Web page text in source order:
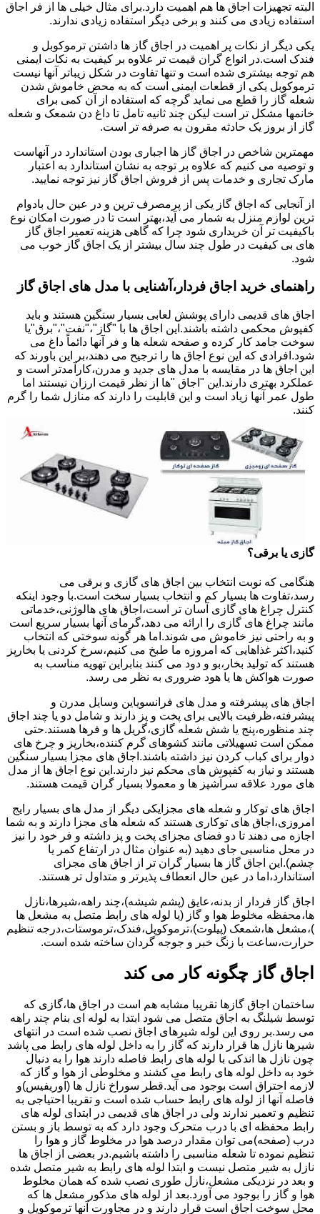
البته تجهیزات اجاق ها هم اهمیت دارد.برای مثال خیلی ها از فر اجاق
استفاده زیادی می کنند و برخی دیگر استفاده زیادی ندارند.
یکی دیگر از نکات پر اهمیت در اجاق گاز ها داشتن ترموکوبل و
فندک است.در انواع گران قیمت تر علاوه بر کیفیت به نکات ایمنی
هم توجه بیشتری شده است و تنها تفاوت در شکل زیباتر آنها نیست
ترموکوبل یکی از قطعات ایمنی است که به محض خاموش شدن
شعله گاز را قطع می نماید گرچه که استفاده از آن کمی برای
خانمها مشکل تر است لیکن چند ثانیه تامل تا داغ دن شمعک و شعله
گاز از بروز یک حادثه مقرون به صرفه تر است.
مهمترین شاخص در اجاق گاز ها اجباری بودن استاندارد در آنهاست
و توصیه می کنیم که علاوه بر توجه به نشان استاندارد به اعتبار
مارک تجاری و خدمات پس از فروش اجاق گاز نیز توجه نمایید.
از آنجایی که اجاق گاز یکی از پرمصرف ترین و در عین حال بادوام
ترین لوازم منزل به شمار می آید،بهتر است تا در صورت امکان نوع
باکیفیت تر آن خریداری شود چرا که گاهی هزینه تعمیر اجاق گاز
های بی کیفیت در طول چند سال بیشتر از یک اجاق گاز خوب می
شود.
راهنمای خرید اجاق فردار،آشنایی با مدل های اجاق گاز
اجاق های قدیمی دارای پوشش لعابی بسیار سنگین هستند و باید
کفپوش محکمی داشته باشند.این اجاق ها با "گاز"،"نفت"،"برق"یا
سوخت جامد کار کرده و صفحه شعله ها و فر آنها دائماً داغ می
شود.افرادی که این نوع اجاق ها را ترجیح می دهند،بر این باورند که
این اجاق ها در مقایسه با مدل های جدید و مدرن،کارآمدتر است و
عملکرد بهتری دارند.این "اجاق "ها از نظر قیمت ارزان نیستند اما
طول عمر آنها زیاد است و این قابلیت را دارند که منازل شما را گرم
کنند.
گازی یا برقی؟
هنگامی که نوبت انتخاب بین اجاق های گازی و برقی می
رسد،تفاوت ها بسیار کم و انتخاب بسیار سخت است.با وجود اینکه
کنترل چراغ های گازی آسان تر است،اجاق های هالوژنی،خدماتی
مانند چراغ های گازی را ارائه می دهد،گرمای آنها بسیار سریع است
و به راحتی نیز خاموش می شوند.اما هر گونه سوختی که انتخاب
کنید،اکثر غذاهایی که امروزه ما طبخ می کنیم،سرخ کردنی یا بخارپز
هستند که تولید بخار،بو و دود می کنند بنابراین تهویه مناسب به
صورت هواکش ها یا هود ضروری به نظر می رسد.
اجاق های پیشرفته و مدل های فرانسویاین وسایل مدرن و
پیشرفته،ظرفیت بالایی برای پخت و پز دارند و شامل دو یا چند اجاق
چند منظوره،پنج یا شش شعله گازی،گریل ها و فرها هستند.حتی
ممکن است تسهیلاتی مانند کشوهای گرم کننده،بخارپز و چرخ های
دوار برای کباب کردن نیز داشته باشند.اجاق های مجزا بسیار سنگین
هستند و نیاز به کفپوش های محکم نیز دارند.این نوع اجاق ها از مدل
های مورد علاقه سرآشپز ها و معمولا بسیار گران قیمت هستند.
اجاق های توکار و شعله های مجزایکی دیگر از مدل های بسیار رایج
امروزی،اجاق های توکاری هستند که شعله های مجزا دارند و به شما
اجازه می دهند تا دو فضای مجزای پخت و پز داشته و فر خود را نیز
در محل مناسبی جای دهید (به عنوان مثال در ارتفاع کمر یا
چشم).این اجاق گاز ها بسیار گران تر از اجاق های مجزای
استاندارد،اما در عین حال انعطاف پذیرتر و متداول تر هستند.
اجاق گاز فردار از بدنه،عایق (پشم شیشه)،چند راهه،شیرها،نازل
ها،محفظه مخلوط هوا و گاز (یا لوله های رابط متصل به مشعل ها
)،مشعل ها،شمعک (پیلوت)،ترموکوپل،فندک،ترموستات،درجه تنظیم
حرارت،ساعت با زنگ خبر و جوجه گردان ساخته شده است.
اجاق گاز چگونه کار می کند
ساختمان اجاق گازها تقریبا مشابه هم است در اجاق ها،گازی که
توسط شیلنگ به اجاق متصل می شود ابتدا به لوله ای بنام چند راهه
می رسد.بر روی این لوله شیرهای اجاق نصب شده است در انتهای
شیرها نازل ها قرار دارند که گاز را به داخل لوله های رابط می پاشد
چون نازل ها اندکی با لوله های رابط فاصله دارند هوا را به دنبال
خود به داخل لوله های رابط می کشند و مخلوطی از هوا و گاز که
لازمه احتراق است بوجود می آید.قطر سوراخ نازل ها (اوریفیس)و
فاصله آنها از لوله های رابط حساب شده است و تقریبا احتیاجی به
تنظیم و تعمیر ندارند ولی در اجاق های قدیمی در ابتدای لوله های
رابط محفظه ای با درب متحرک وجود دارد که به توسط باز و بستن
درب (صفحه)می توان مقدار درصد هوا در مخلوط گاز و هوا را
تنظیم نموده تا شعله مناسبی را داشته باشیم.در بعضی از اجاق ها
نازل به شیر متصل نیست و ابتدا لوله های رابط به شیر متصل شده
و بعد در نزدیکی مشعل،نازل طوری نصب شده که همان مخلوط
هوا و گاز را بوجود می آورد.بعد از لوله های مذکور مشعل ها که
محل سوخت اجاق است قرار دارند و در مجاورت آنها ترموکوپل و